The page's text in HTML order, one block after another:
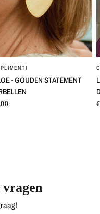
SNEL BEKIJKEN
- GOUDEN STATEMENT
vragen